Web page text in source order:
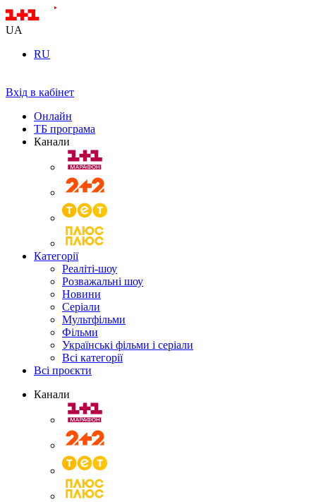
UA
RU
Вхід в кабінет
Онлайн
ТБ програма
Канали
Категорії
Реаліті-шоу
Розважальні шоу
Новини
Серіали
Мультфільми
Фільми
Українські фільми і серіали
Всі категорії
Всі проєкти
Канали